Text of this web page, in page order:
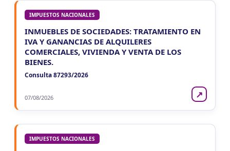
IMPUESTOS NACIONALES
INMUEBLES DE SOCIEDADES: TRATAMIENTO EN
IVA Y GANANCIAS DE ALQUILERES
COMERCIALES, VIVIENDA Y VENTA DE LOS
BIENES.
Consulta 87293/2026
07/08/2026 ↗
IMPUESTOS NACIONALES